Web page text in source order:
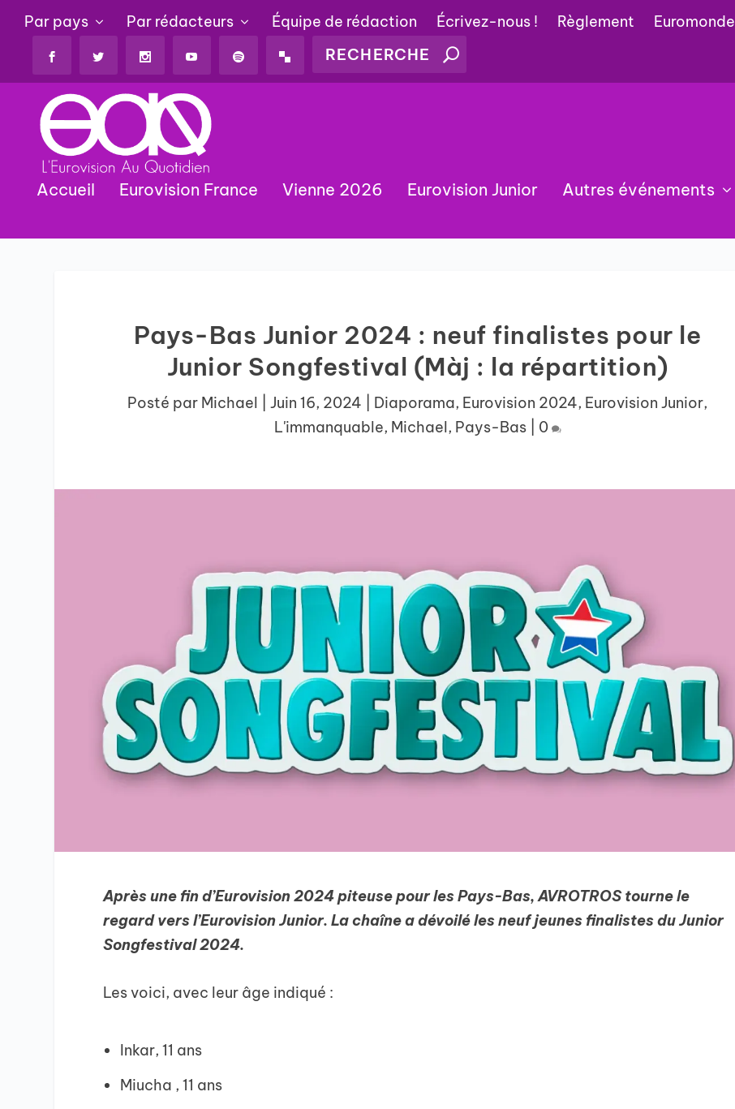
Par pays Par rédacteurs Équipe de rédaction Écrivez-nous ! Règlement Euromonde
Accueil Eurovision France Vienne 2026 Eurovision Junior Autres événements
Pays-Bas Junior 2024 : neuf finalistes pour le
Junior Songfestival (Màj : la répartition)
Posté par Michael |Juin 16, 2024 Diaporama, Eurovision 2024, Eurovision Junior,
L'immanquable, Michael, Pays-Bas| 0
Après une fin d’Eurovision 2024 piteuse pour les Pays-Bas, AVROTROS tourne le
regard vers l’Eurovision Junior. La chaîne a dévoilé les neuf jeunes finalistes du Junior
Songfestival 2024.
Les voici, avec leur âge indiqué :
Inkar, 11 ans
Miucha , 11 ans